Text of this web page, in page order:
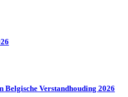
Verstandhouding 2026